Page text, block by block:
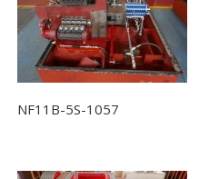
NF11B-5S-1057